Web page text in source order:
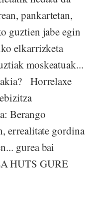
pankartetan,
guztien jabe egin
elkarrizketa
moskeatuak...
Horrelaxe
Berango
errealitate gordina
gurea bai
HUTS GURE